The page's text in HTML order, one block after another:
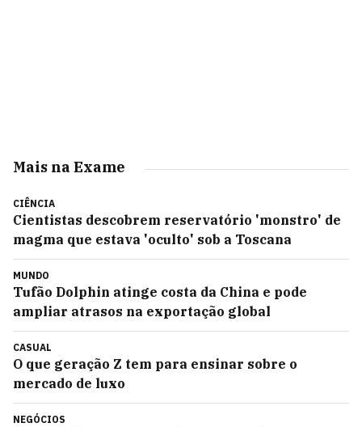
Mais na Exame
CIÊNCIA
Cientistas descobrem reservatório 'monstro' de
magma que estava 'oculto' sob a Toscana
MUNDO
Tufão Dolphin atinge costa da China e pode
ampliar atrasos na exportação global
CASUAL
O que geração Z tem para ensinar sobre o
mercado de luxo
NEGÓCIOS